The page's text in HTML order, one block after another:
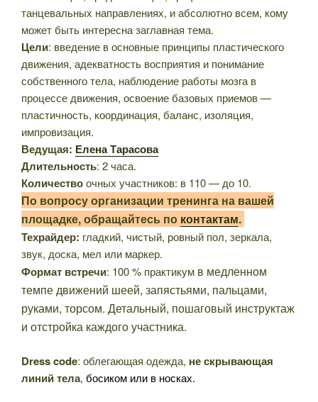
танцевальных направлениях, и абсолютно всем, кому
может быть интересна заглавная тема.
Цели: введение в основные принципы пластического
движения, адекватность восприятия и понимание
собственного тела, наблюдение работы мозга в
процессе движения, освоение базовых приемов —
пластичность, координация, баланс, изоляция,
импровизация.
Ведущая: Елена Тарасова
Длительность: 2 часа.
Количествоочных участников: в 110 — до 10.
По вопросу организации тренинга на вашей
площадке, обращайтесь по контактам.
Техрайдер: гладкий, чистый, ровный пол, зеркала,
звук, доска, мел или маркер.
Формат встречи: 100 % практикум в медленном
темпедвижений шеей, запястьями, пальцами,
руками, торсом. Детальный, пошаговый инструктаж
и отстройка каждого участника.
Dress code: облегающая одежда, не скрывающая
линий тела, босиком или в носках.